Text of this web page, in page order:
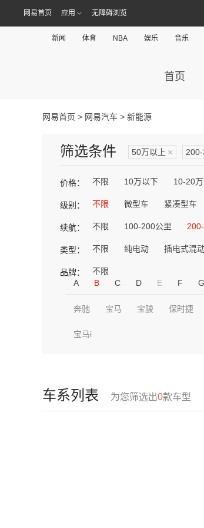
网易首页 应用 无障碍浏览
新闻 体育 NBA 娱乐 音乐
首页
网易首页 > 网易汽车 > 新能源
筛选条件 50万以上 ×
价格： 不限 10万以下 10-20万
级别： 不限 微型车 紧凑型车
续航： 不限 100-200公里
类型： 不限 纯电动 插电式混
品牌：
不限
A
B C D E F G
奔驰 宝马 宝骏 保时捷
宝马i
车系列表 为您筛选出0款车型